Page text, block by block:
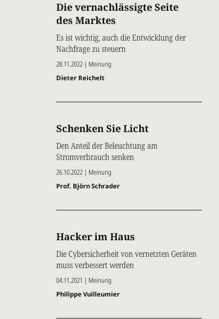
Die vernachlässigte Seite
des Marktes
Es ist wichtig, auch die Entwicklung der
Nachfrage zu steuern
28.11.2022 | Meinung
Dieter Reichelt
Schenken Sie Licht
Den Anteil der Beleuchtung am
Stromverbrauch senken
26.10.2022 | Meinung
Prof. Björn Schrader
Hacker im Haus
Die Cybersicherheit von vernetzten Geräten
muss verbessert werden
04.11.2021 | Meinung
Philippe Vuilleumier